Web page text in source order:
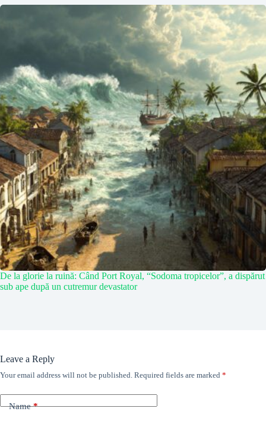
De la glorie la ruină: Când Port Royal, “Sodoma tropicelor”, a dispărut
sub ape după un cutremur devastator
Leave a Reply
Your email address will not be published. Required fields are marked *
Name*